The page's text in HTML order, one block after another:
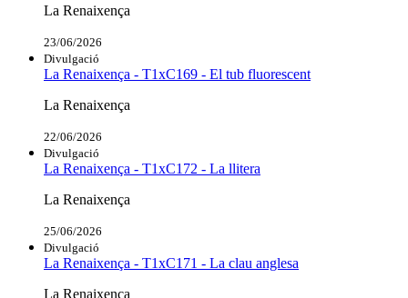
La Renaixença
23/06/2026
Divulgació
La Renaixença - T1xC169 - El tub fluorescent
La Renaixença
22/06/2026
Divulgació
La Renaixença - T1xC172 - La llitera
La Renaixença
25/06/2026
Divulgació
La Renaixença - T1xC171 - La clau anglesa
La Renaixença